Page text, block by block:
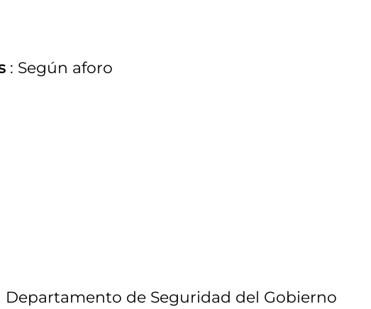
: Según aforo
Departamento de Seguridad del Gobierno